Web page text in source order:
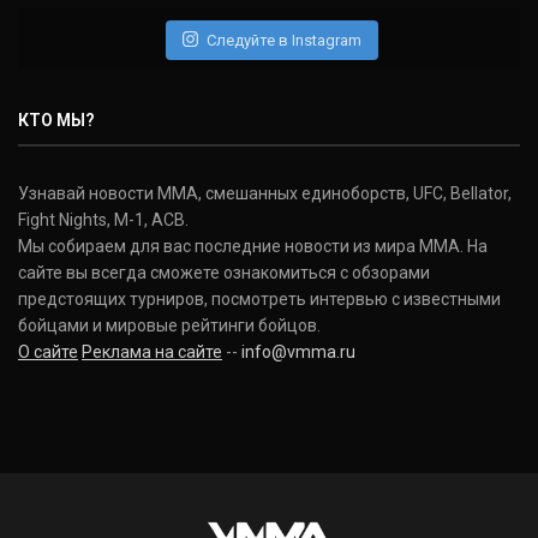
(22-2-0, 1)
Donald Cerrone
(36-15-0, 1)
Исраэль Адесанья
Israel Adesanya
(19-0-0, 0)
Следуйте в Instagram
КТО МЫ?
Узнавай новости ММА, смешанных единоборств, UFC, Bellator,
Fight Nights, M-1, ACB.
Мы собираем для вас последние новости из мира ММА. На
сайте вы всегда сможете ознакомиться с обзорами
предстоящих турниров, посмотреть интервью с известными
бойцами и мировые рейтинги бойцов.
О сайте Реклама на сайте -- info@vmma.ru